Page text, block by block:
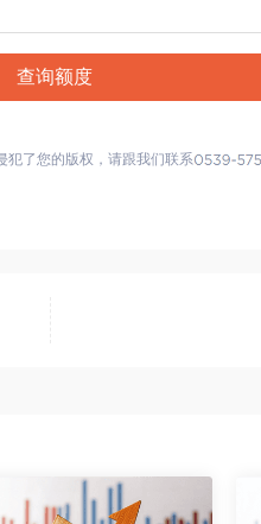
查询额度
犯了您的版权，请跟我们联系